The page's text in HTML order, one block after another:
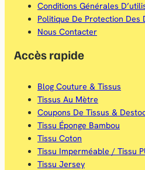
Conditions Générales
Politique De Protection Des
Nous Contacter
Accès rapide
Blog Couture & Tissus
Tissus Au Mètre
Coupons De Tissus &
Tissu Éponge Bambou
Tissu Coton
Tissu Imperméable / Tissu
Tissu Jersey